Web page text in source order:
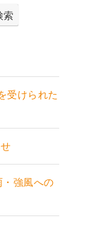
索
受けられた
・強風への